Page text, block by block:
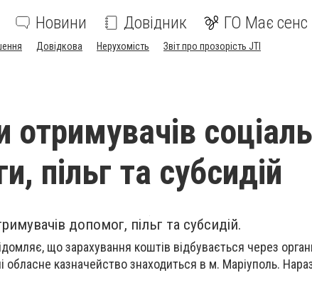
Новини Довідник ГО Має сенс
Довідкова Нерухомість Звіт про прозорість JTI
отримувачів
пільг та субсидій
допомог, пільг та субсидій.
що зарахування коштів відбувається через
казначейство знаходиться в м. Маріуполь.